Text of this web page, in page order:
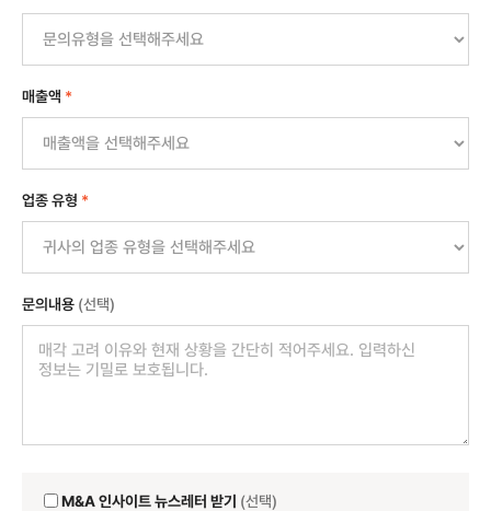
매출액 *
업종 유형 *
문의내용 (선택)
M&A 인사이트 뉴스레터 받기 (선택)